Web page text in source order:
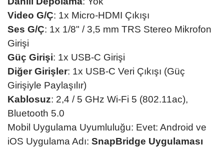
Video G/Ç: 1x Micro-HDMI Çıkışı
Ses G/Ç: 1x 1/8" / 3,5 mm TRS Stereo Mikrofon
Girişi
Güç Girişi: 1x USB-C Girişi
Diğer Girişler: 1x USB-C Veri Çıkışı (Güç
Girişiyle Paylaşılır)
Kablosuz: 2,4 / 5 GHz Wi-Fi 5 (802.11ac),
Bluetooth 5.0
Mobil Uygulama Uyumluluğu: Evet: Android ve
iOS Uygulama Adı: SnapBridge Uygulaması